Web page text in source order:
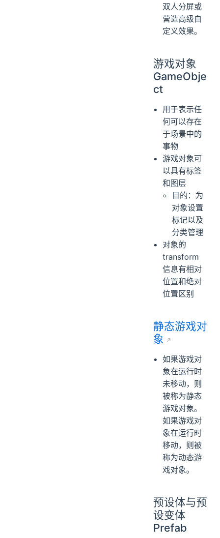
双人分屏或
营造高级自
定义效果。
游戏对象
GameObje
ct
用于表示任
何可以存在
于场景中的
事物
游戏对象可
以具有标签
和图层
目的：为
对象设置
标记以及
分类管理
对象的
transform
信息有相对
位置和绝对
位置区别
静态游戏对
象
如果游戏对
象在运行时
未移动，则
被称为静态
游戏对象。
如果游戏对
象在运行时
移动，则被
称为动态游
戏对象。
预设体与预
设变体
Prefab